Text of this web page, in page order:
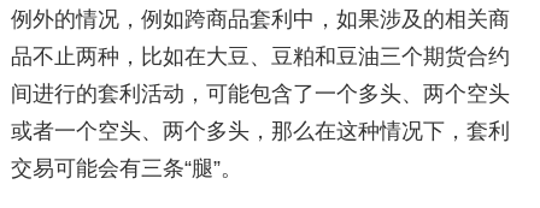
例外的情况，例如跨商品套利中，如果涉及的相关商
品不止两种，比如在大豆、豆粕和豆油三个期货合约
间进行的套利活动，可能包含了一个多头、两个空头
或者一个空头、两个多头，那么在这种情况下，套利
交易可能会有三条“腿”。